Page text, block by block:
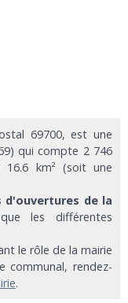
69700, est une
qui compte 2 746
km² (soit une
d'ouvertures de la
les différentes
le rôle de la mairie
communal, rendez-
.